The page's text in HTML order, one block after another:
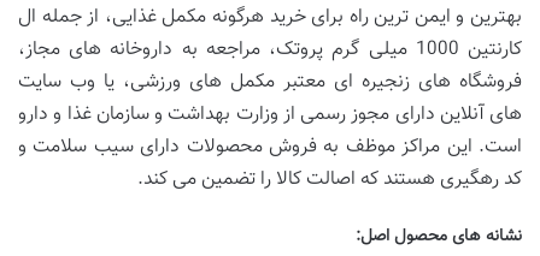
بهترین و ایمن ترین راه برای خرید هرگونه مکمل غذایی، از جمله ال
کارنتین 1000 میلی گرم پروتک، مراجعه به داروخانه های مجاز،
فروشگاه های زنجیره ای معتبر مکمل های ورزشی، یا وب سایت
های آنلاین دارای مجوز رسمی از وزارت بهداشت و سازمان غذا و دارو
است. این مراکز موظف به فروش محصولات دارای سیب سلامت و
کد رهگیری هستند که اصالت کالا را تضمین می کند.
نشانه های محصول اصل: